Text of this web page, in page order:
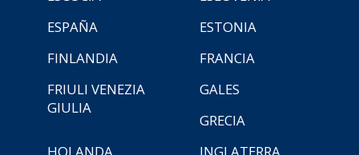
ESPAÑA
ESTONIA
FINLANDIA
FRANCIA
FRIULI VENEZIA
GIULIA
GALES
GRECIA
HOLANDA
INGLATERRA